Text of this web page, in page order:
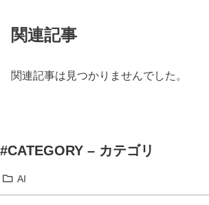
関連記事
関連記事は見つかりませんでした。
#CATEGORY – カテゴリ
AI